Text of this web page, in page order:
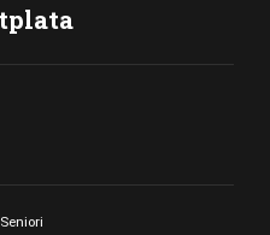
Seniori